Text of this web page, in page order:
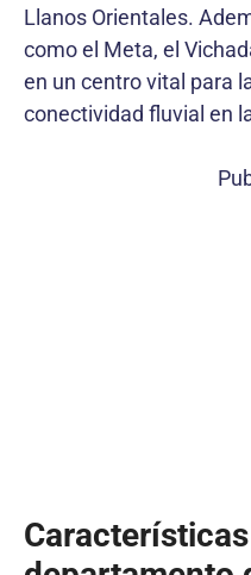
Llanos Orientales.
como el Meta, el
en un centro vital para
conectividad fluvial en